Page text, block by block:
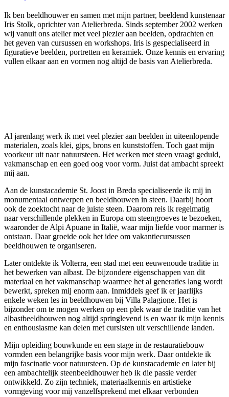
Ik ben beeldhouwer en samen met mijn partner, beeldend kunstenaar
Iris Stolk, oprichter van Atelierbreda. Sinds september 2002 werken
wij vanuit ons atelier met veel plezier aan beelden, opdrachten en
het geven van cursussen en workshops. Iris is gespecialiseerd in
figuratieve beelden, portretten en keramiek. Onze kennis en ervaring
vullen elkaar aan en vormen nog altijd de basis van Atelierbreda.
Al jarenlang werk ik met veel plezier aan beelden in uiteenlopende
materialen, zoals klei, gips, brons en kunststoffen. Toch gaat mijn
voorkeur uit naar natuursteen. Het werken met steen vraagt geduld,
vakmanschap en een goed oog voor vorm. Juist dat ambacht spreekt
mij aan.
Aan de kunstacademie St. Joost in Breda specialiseerde ik mij in
monumentaal ontwerpen en beeldhouwen in steen. Daarbij hoort
ook de zoektocht naar de juiste steen. Daarom reis ik regelmatig
naar verschillende plekken in Europa om steengroeves te bezoeken,
waaronder de Alpi Apuane in Italië, waar mijn liefde voor marmer is
ontstaan. Daar groeide ook het idee om vakantiecursussen
beeldhouwen te organiseren.
Later ontdekte ik Volterra, een stad met een eeuwenoude traditie in
het bewerken van albast. De bijzondere eigenschappen van dit
materiaal en het vakmanschap waarmee het al generaties lang wordt
bewerkt, spreken mij enorm aan. Inmiddels geef ik er jaarlijks
enkele weken les in beeldhouwen bij Villa Palagione. Het is
bijzonder om te mogen werken op een plek waar de traditie van het
albastbeeldhouwen nog altijd springlevend is en waar ik mijn kennis
en enthousiasme kan delen met cursisten uit verschillende landen.
Mijn opleiding bouwkunde en een stage in de restauratiebouw
vormden een belangrijke basis voor mijn werk. Daar ontdekte ik
mijn fascinatie voor natuursteen. Op de kunstacademie en later bij
een ambachtelijk steenbeeldhouwer heb ik die passie verder
ontwikkeld. Zo zijn techniek, materiaalkennis en artistieke
vormgeving voor mij vanzelfsprekend met elkaar verbonden